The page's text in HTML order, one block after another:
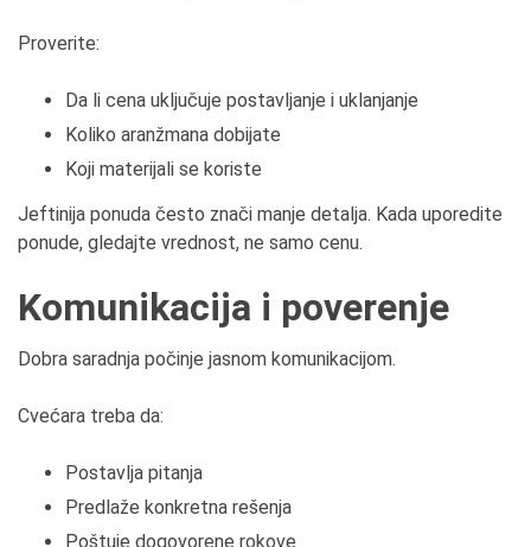
Proverite:
Da li cena uključuje postavljanje i uklanjanje
Koliko aranžmana dobijate
Koji materijali se koriste
Jeftinija ponuda često znači manje detalja. Kada uporedite
ponude, gledajte vrednost, ne samo cenu.
Komunikacija i poverenje
Dobra saradnja počinje jasnom komunikacijom.
Cvećara treba da:
Postavlja pitanja
Predlaže konkretna rešenja
Poštuje dogovorene rokove